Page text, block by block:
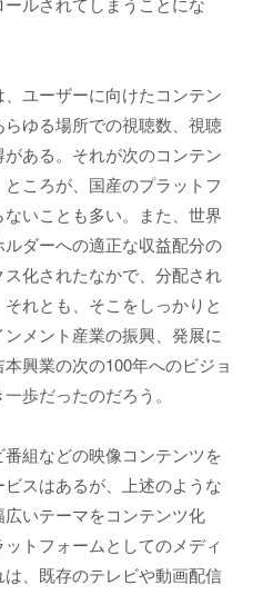
ユーザーに向けたコンテン
ゆる場所での視聴数、視聴
ある。それが次のコンテン
ころが、国産のプラットフ
いことも多い。また、世界
ダーへの適正な収益配分の
化されたなかで、分配され
れとも、そこをしっかりと
メント産業の振興、発展に
興業の次の100年へのビジョ
歩だったのだろう。
組などの映像コンテンツを
スはあるが、上述のような
いテーマをコンテンツ化
トフォームとしてのメディ
、既存のテレビや動画配信